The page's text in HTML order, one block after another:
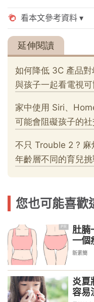
您也可能喜歡
PR
肚腩
一個
新素簡
炎夏
容易